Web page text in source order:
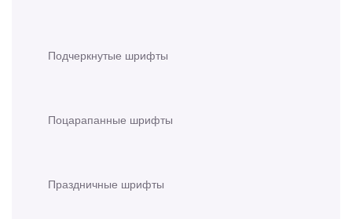
Подчеркнутые шрифты
Поцарапанные шрифты
Праздничные шрифты